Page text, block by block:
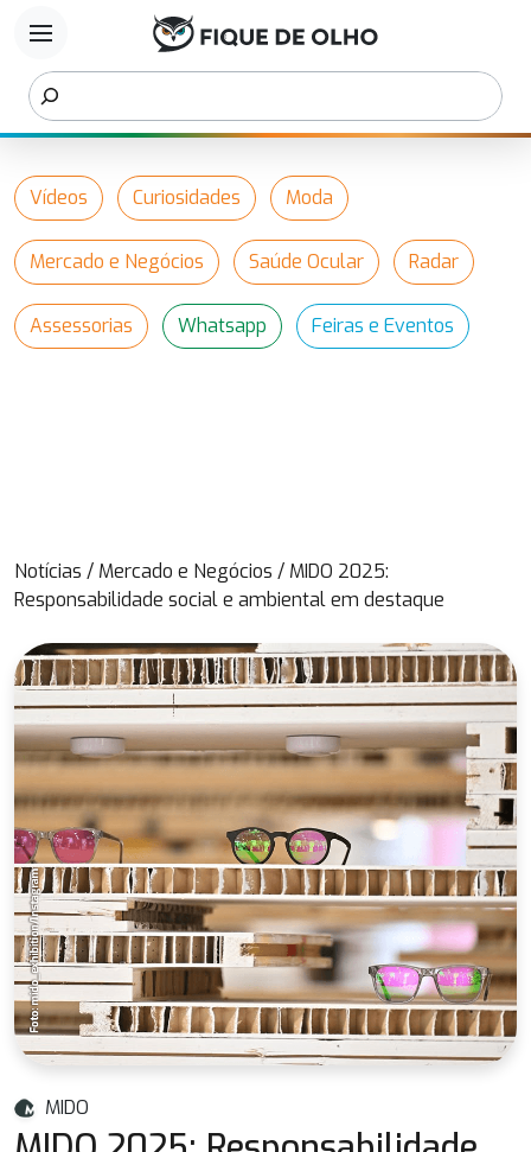
menu
Vídeos Curiosidades Moda
Mercado e Negócios Saúde Ocular Radar
Assessorias Whatsapp Feiras e Eventos
Notícias / Mercado e Negócios / MIDO 2025:
Responsabilidade social e ambiental em destaque
MIDO